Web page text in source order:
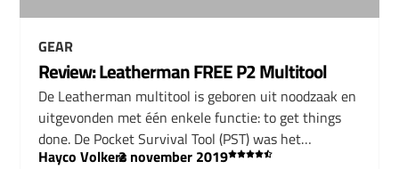
GEAR
Review: Leatherman FREE P2 Multitool
De Leatherman multitool is geboren uit noodzaak en
uitgevonden met één enkele functie: to get things
done. De Pocket Survival Tool (PST) was het…
Hayco Volkers
–
2 november 2019